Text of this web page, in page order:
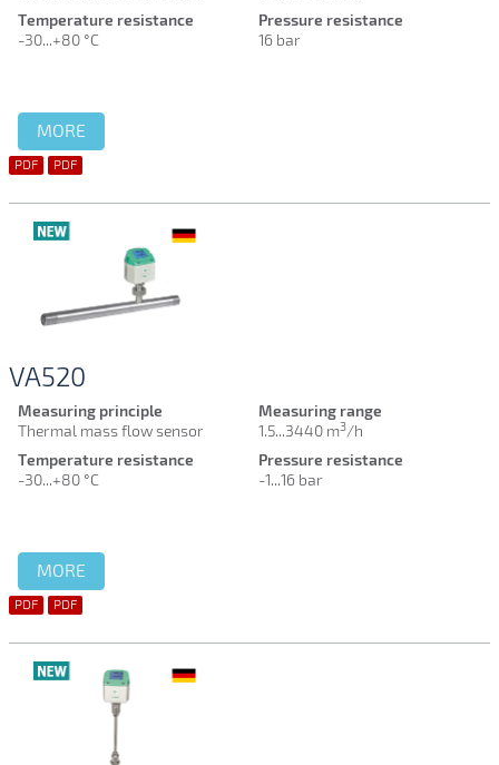
Temperature resistance
-30...+80 °C
Pressure resistance
16 bar
MORE
PDF PDF
VA520
Measuring principle
Thermal mass flow sensor
Measuring range
1.5...3440 m3/h
Temperature resistance
-30...+80 °C
Pressure resistance
-1...16 bar
MORE
PDF PDF